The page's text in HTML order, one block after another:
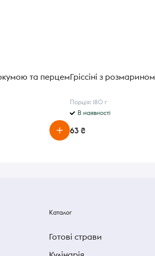
та перцемГріссіні з розмарином
Порція: 180 г
В наявності
63 ₴
Каталог
Готові страви